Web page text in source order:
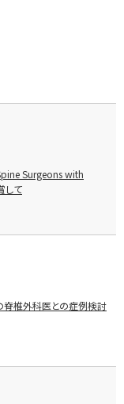
Surgeons with
して
椎外科医との症例検討